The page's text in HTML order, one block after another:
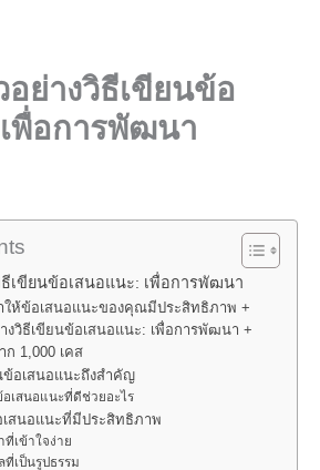
อย่างวิธีเขียนข้อ
พื่อการพัฒนา
ธีเขียนข้อเสนอแนะ: เพื่อการพัฒนา
ให้ข้อเสนอแนะของคุณมีประสิทธิภาพ +
งวิธีเขียนข้อเสนอแนะ: เพื่อการพัฒนา +
1,000 เคส
ข้อเสนอแนะถึงสำคัญ
อเสนอแนะที่ดีช่วยอะไร
เสนอแนะที่มีประสิทธิภาพ
ที่เข้าใจง่าย
เป็นรูปธรรม